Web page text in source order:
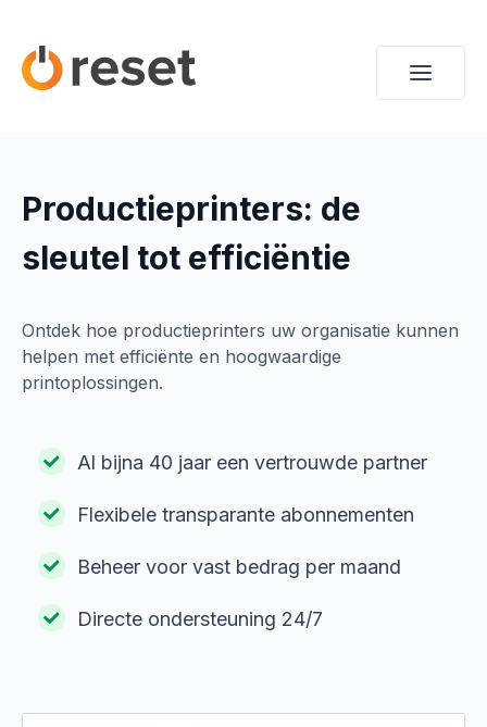
Productieprinters: de
sleutel tot efficiëntie
Ontdek hoe productieprinters uw organisatie kunnen
helpen met efficiënte en hoogwaardige
printoplossingen.
Al bijna 40 jaar een vertrouwde partner
Flexibele transparante abonnementen
Beheer voor vast bedrag per maand
Directe ondersteuning 24/7